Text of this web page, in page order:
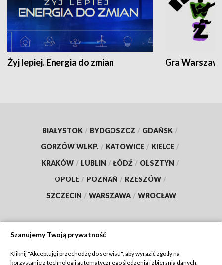
Żyj lepiej. Energia do zmian Gra
BIAŁYSTOK / BYDGOSZCZ / GDAŃSK /
GORZÓW WLKP. / KATOWICE / KIELCE /
KRAKÓW / LUBLIN / ŁÓDŹ / OLSZTYN /
OPOLE / POZNAŃ / RZESZÓW /
SZCZECIN / WARSZAWA / WROCŁAW
Szanujemy Twoją prywatność
Kliknij "Akceptuję i przechodzę do serwisu", aby wyrazić zgody na
korzystanie z technologii automatycznego śledzenia i zbierania danych,